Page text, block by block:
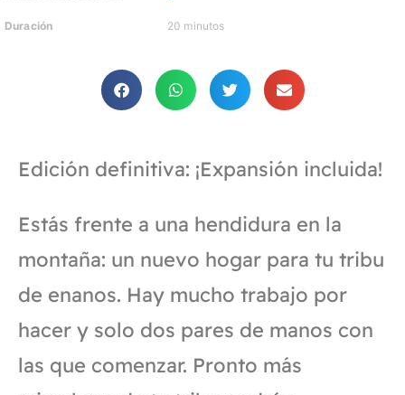
Duración 20 minutos
Edición definitiva: ¡Expansión incluida!
Estás frente a una hendidura en la
montaña: un nuevo hogar para tu tribu
de enanos. Hay mucho trabajo por
hacer y solo dos pares de manos con
las que comenzar. Pronto más